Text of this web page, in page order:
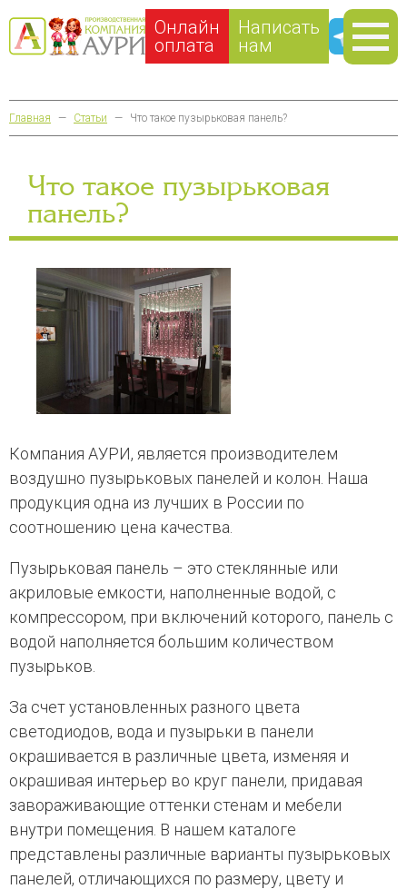
Онлайн
оплата
Написать
нам
Главная — Статьи — Что такое пузырьковая панель?
Что такое пузырьковая
панель?
Компания АУРИ, является производителем
воздушно пузырьковых панелей и колон. Наша
продукция одна из лучших в России по
соотношению цена качества.
Пузырьковая панель – это стеклянные или
акриловые емкости, наполненные водой, с
компрессором, при включений которого, панель с
водой наполняется большим количеством
пузырьков.
За счет установленных разного цвета
светодиодов, вода и пузырьки в панели
окрашивается в различные цвета, изменяя и
окрашивая интерьер во круг панели, придавая
завораживающие оттенки стенам и мебели
внутри помещения. В нашем каталоге
представлены различные варианты пузырьковых
панелей, отличающихся по размеру, цвету и